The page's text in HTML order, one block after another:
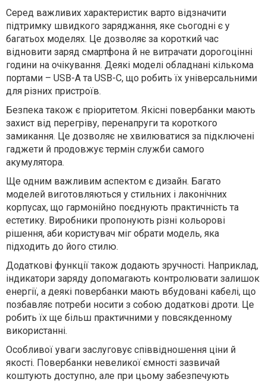
Серед важливих характеристик варто відзначити
підтримку швидкого заряджання, яке сьогодні є у
багатьох моделях. Це дозволяє за короткий час
відновити заряд смартфона й не витрачати дорогоцінні
години на очікування. Деякі моделі обладнані кількома
портами – USB-A та USB-C, що робить їх універсальними
для різних пристроїв.
Безпека також є пріоритетом. Якісні повербанки мають
захист від перегріву, перенапруги та короткого
замикання. Це дозволяє не хвилюватися за підключені
гаджети й продовжує термін служби самого
акумулятора.
Ще одним важливим аспектом є дизайн. Багато
моделей виготовляються у стильних і лаконічних
корпусах, що гармонійно поєднують практичність та
естетику. Виробники пропонують різні кольорові
рішення, аби користувач міг обрати модель, яка
підходить до його стилю.
Додаткові функції також додають зручності. Наприклад,
індикатори заряду допомагають контролювати залишок
енергії, а деякі повербанки мають вбудовані кабелі, що
позбавляє потреби носити з собою додаткові дроти. Це
робить їх ще більш практичними у повсякденному
використанні.
Особливої уваги заслуговує співвідношення ціни й
якості. Повербанки невеликої ємності зазвичай
коштують доступно, але при цьому забезпечують